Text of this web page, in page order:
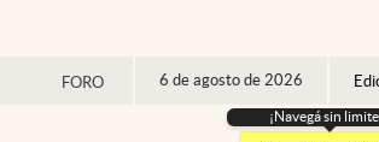
FORO 6 de agosto de 2026
¡Navegá sin